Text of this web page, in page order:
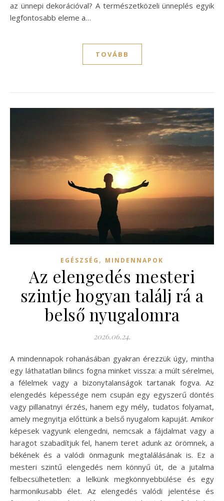
az ünnepi dekorációval? A természetközeli ünneplés egyik
legfontosabb eleme a…
TOVÁBB
EGÉSZSÉG , MINDENNAPOK
Az elengedés mesteri
szintje hogyan találj rá a
belső nyugalomra
2026.06.24.
A mindennapok rohanásában gyakran érezzük úgy, mintha
egy láthatatlan bilincs fogna minket vissza: a múlt sérelmei,
a félelmek vagy a bizonytalanságok tartanak fogva. Az
elengedés képessége nem csupán egy egyszerű döntés
vagy pillanatnyi érzés, hanem egy mély, tudatos folyamat,
amely megnyitja előttünk a belső nyugalom kapuját. Amikor
képesek vagyunk elengedni, nemcsak a fájdalmat vagy a
haragot szabadítjuk fel, hanem teret adunk az örömnek, a
békének és a valódi önmagunk megtalálásának is. Ez a
mesteri szintű elengedés nem könnyű út, de a jutalma
felbecsülhetetlen: a lelkünk megkönnyebbülése és egy
harmonikusabb élet. Az elengedés valódi jelentése és